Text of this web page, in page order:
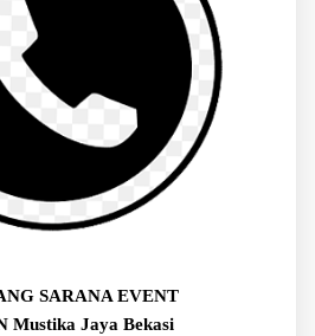
SARANA EVENT
Mustika Jaya Bekasi